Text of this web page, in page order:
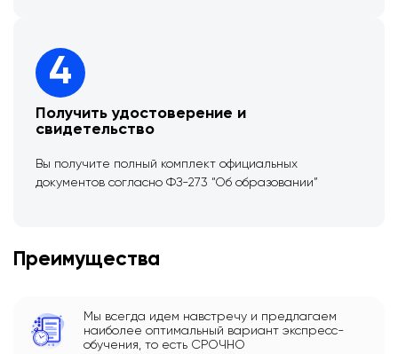
4
Получить удостоверение и
свидетельство
Вы получите полный комплект официальных
документов согласно ФЗ-273 “Об образовании”
Преимущества
Мы всегда идем навстречу и предлагаем
наиболее оптимальный вариант экспресс-
обучения, то есть СРОЧНО